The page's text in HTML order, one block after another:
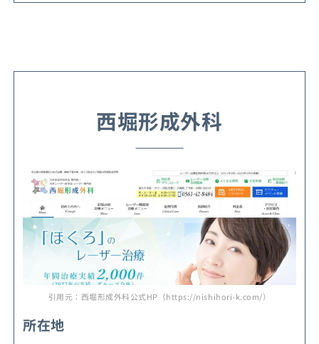
西堀形成外科
引用元：西堀形成外科公式HP（https://nishihori-k.com/）
所在地